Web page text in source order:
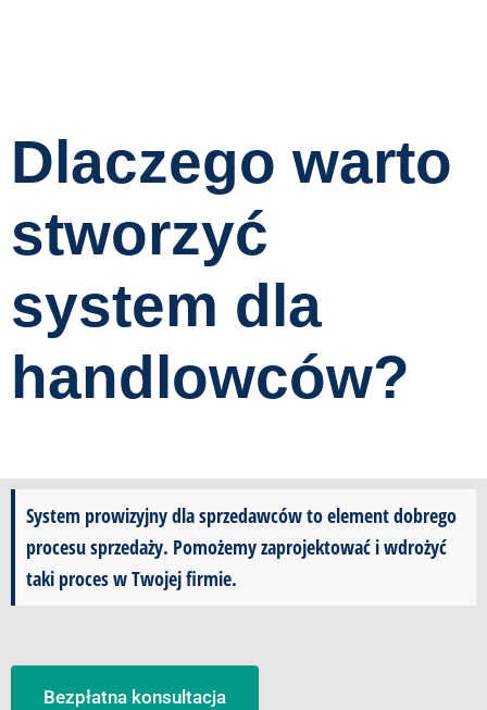
Dlaczego warto
stworzyć
system dla
handlowców?
System prowizyjny dla sprzedawców to element dobrego
procesu sprzedaży. Pomożemy zaprojektować i wdrożyć
taki proces w Twojej firmie.
Bezpłatna konsultacja